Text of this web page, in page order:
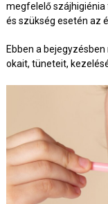
megfelelő
és szükség esetén az
Ebben a
okait, tüneteit,